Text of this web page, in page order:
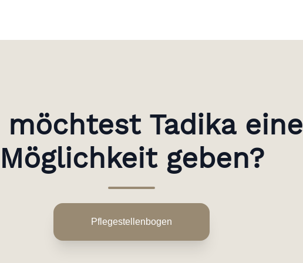
möchtest Tadika eine
geben?
Pflegestellenbogen